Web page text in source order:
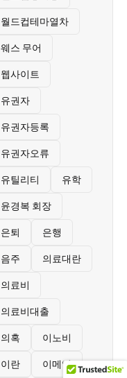
월드컵테마열차
웨스 무어
웹사이트
유권자
유권자등록
유권자오류
유틸리티 유학
윤경복 회장
은퇴 은행
음주 의료대란
의료비
의료비대출
의혹 이노비
이란 이메일